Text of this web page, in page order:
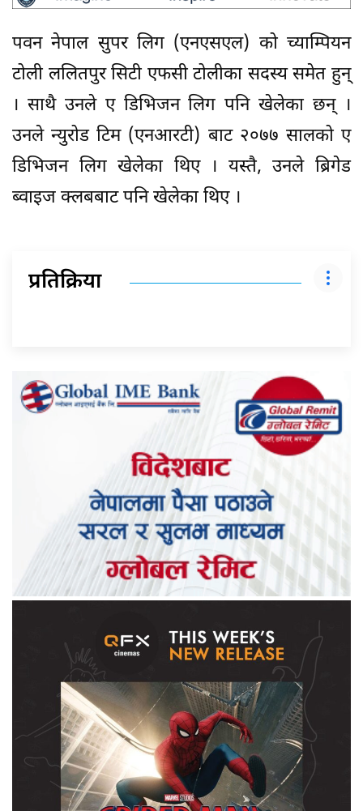
पवन नेपाल सुपर लिग (एनएसएल) को च्याम्पियन
टोली ललितपुर सिटी एफसी टोलीका सदस्य समेत हुन्
। साथै उनले ए डिभिजन लिग पनि खेलेका छन् ।
उनले न्युरोड टिम (एनआरटी) बाट २०७७ सालको ए
डिभिजन लिग खेलेका थिए । यस्तै, उनले ब्रिगेड
ब्वाइज क्लबबाट पनि खेलेका थिए ।
प्रतिक्रिया